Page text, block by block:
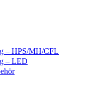
– HPS/MH/CFL
– LED